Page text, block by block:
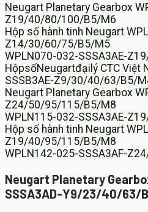
Neugart Planetary Gearbox
Z19/40/80/100/B5/M6
Hộp số hành tinh Neugart
Z14/30/60/75/B5/M5
WPLN070-032-SSSA3AE-
HộpsốNeugartđạilý CTC Việt
SSSB3AE-Z9/30/40/63/B5/
Neugart Planetary Gearbox
Z24/50/95/115/B5/M8
WPLN115-032-SSSA3AE-
Hộp số hành tinh Neugart
Z19/40/95/115/B5/M8
WPLN142-025-SSSA3AF-
Neugart Planetary
SSSA3AD-Y9/23/40/63/